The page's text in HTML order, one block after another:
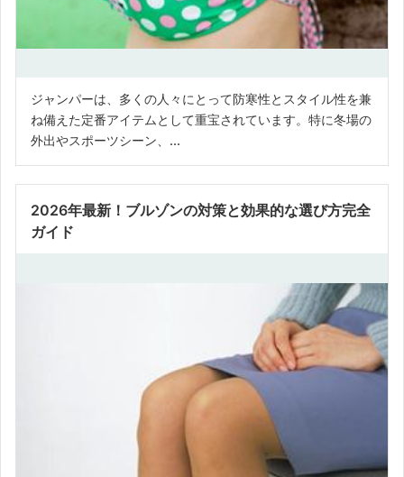
ジャンパーは、多くの人々にとって防寒性とスタイル性を兼
ね備えた定番アイテムとして重宝されています。特に冬場の
外出やスポーツシーン、...
2026年最新！ブルゾンの対策と効果的な選び方完全
ガイド